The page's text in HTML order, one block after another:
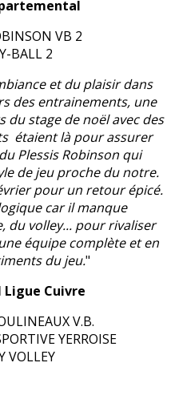
VB 2
BALL 2
et du plaisir dans
des entrainements, une
stage de noël avec des
étaient là pour assurer
Plessis Robinson qui
de jeu proche du notre.
pour un retour épicé.
car il manque
du volley... pour rivaliser
équipe complète et en
du jeu."
Ligue Cuivre
V.B.
YERROISE
VOLLEY